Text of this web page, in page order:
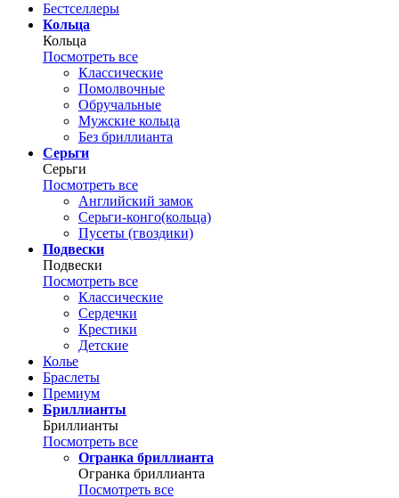
Бестселлеры
Кольца
Кольца
Посмотреть все
Классические
Помолвочные
Обручальные
Мужские кольца
Без бриллианта
Серьги
Серьги
Посмотреть все
Английский замок
Серьги-конго(кольца)
Пусеты (гвоздики)
Подвески
Подвески
Посмотреть все
Классические
Сердечки
Крестики
Детские
Колье
Браслеты
Премиум
Бриллианты
Бриллианты
Посмотреть все
Огранка бриллианта
Огранка бриллианта
Посмотреть все